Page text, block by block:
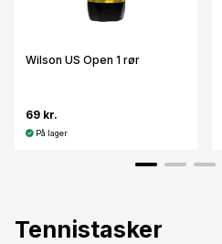
Wilson US Open 1 rør
69 kr.
På lager
Tennistasker